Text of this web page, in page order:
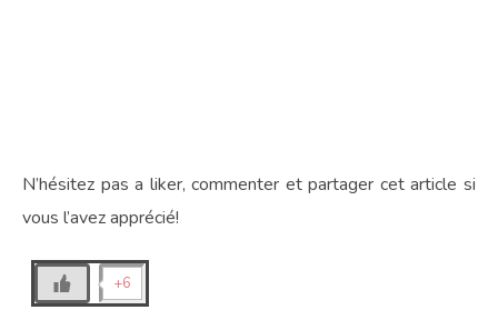
N’hésitez pas a liker, commenter et partager cet article si
vous l’avez apprécié!
+6